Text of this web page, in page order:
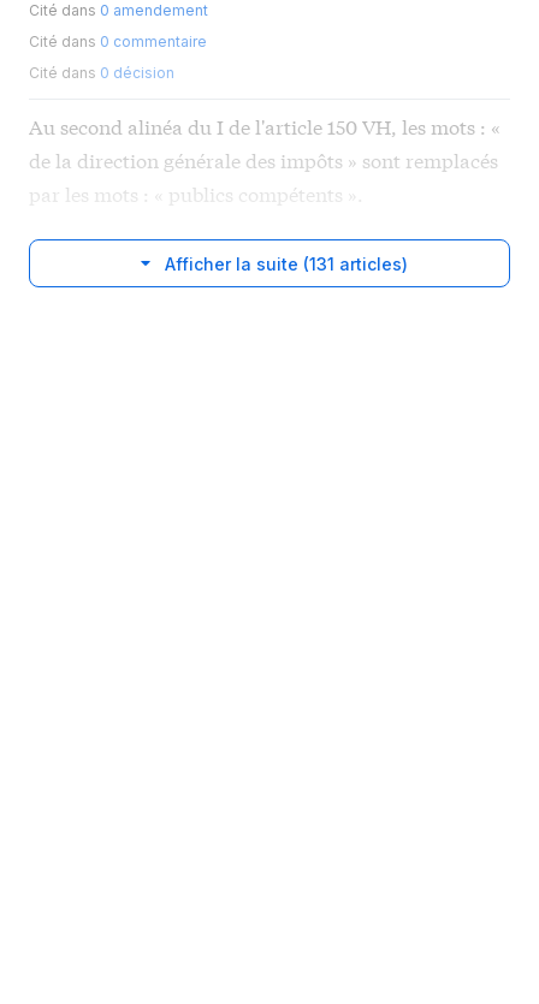
Cité dans 0 amendement
Cité dans 0 commentaire
Cité dans 0 décision
Au second alinéa du I de l'article 150 VH, les mots : «
de la direction générale des impôts » sont remplacés
par les mots : « publics compétents ».
Afficher la suite (131 articles)